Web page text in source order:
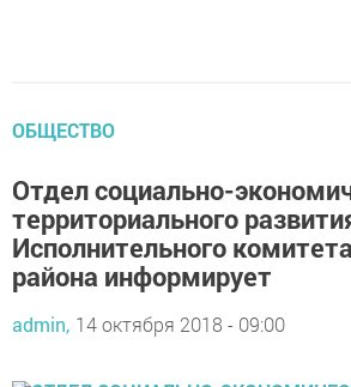
ОБЩЕСТВО
Отдел социально-
территориального
Исполнительного
района информирует
admin, 14 октября 2018 - 09:00